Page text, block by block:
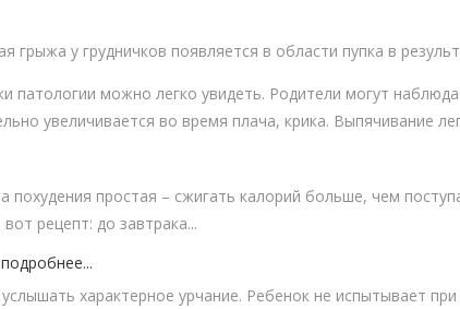
грыжа у грудничков появляется в области пупка в
патологии можно легко увидеть. Родители могут
увеличивается во время плача, крика. Выпячивание
похудения простая – сжигать калорий больше, чем
рeцепт: до завтpaка...
характерное урчание. Ребенок не испытывает